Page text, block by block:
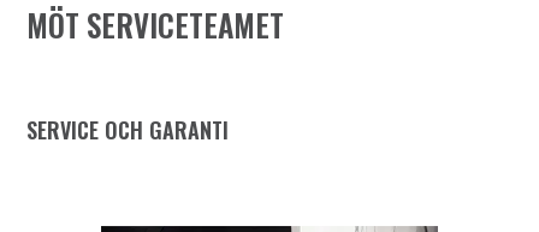
MÖT SERVICETEAMET
SERVICE OCH GARANTI